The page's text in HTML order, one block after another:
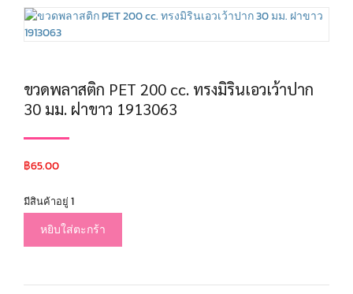
ขวดพลาสติก PET 200 cc. ทรงมิรินเอวเว้าปาก
30 มม. ฝาขาว 1913063
฿65.00
มีสินค้าอยู่ 1
หยิบใส่ตะกร้า